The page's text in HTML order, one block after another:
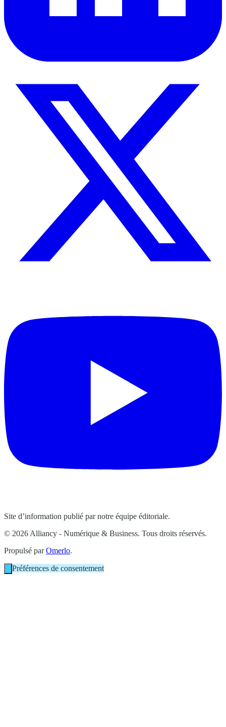
Site d’information publié par notre équipe éditoriale.
© 2026 Alliancy - Numérique & Business. Tous droits réservés.
Propulsé parOmerlo.
Préférences de consentement